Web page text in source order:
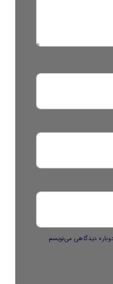
دیدگاهی می‌نویسم.